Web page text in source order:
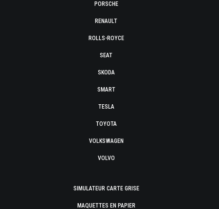
PORSCHE
RENAULT
ROLLS-ROYCE
SEAT
SKODA
SMART
TESLA
TOYOTA
VOLKSWAGEN
VOLVO
SIMULATEUR CARTE GRISE
MAQUETTES EN PAPIER